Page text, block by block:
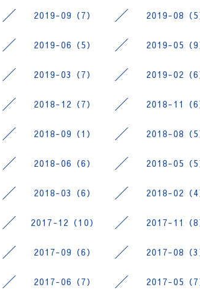
2019-09（7） 2019-08（5
2019-06（5） 2019-05（9
2019-03（7） 2019-02（6
2018-12（7） 2018-11（6
2018-09（1） 2018-08（5
2018-06（6） 2018-05（5
2018-03（6） 2018-02（4
2017-12（10） 2017-11（8
2017-09（6） 2017-08（3
2017-06（7） 2017-05（7